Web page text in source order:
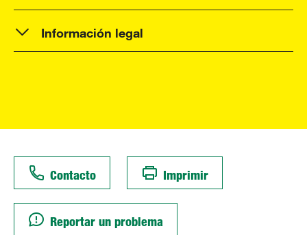
Información legal
Contacto Imprimir
Reportar un problema